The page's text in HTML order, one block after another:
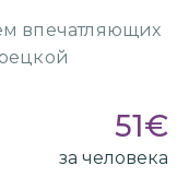
впечатляющих
51€
за человека